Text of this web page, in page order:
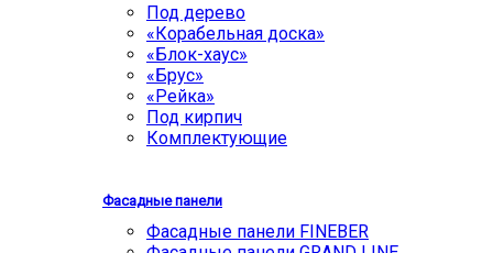
Под дерево
«Корабельная доска»
«Блок-хаус»
«Брус»
«Рейка»
Под кирпич
Комплектующие
Фасадные панели
Фасадные панели FINEBER